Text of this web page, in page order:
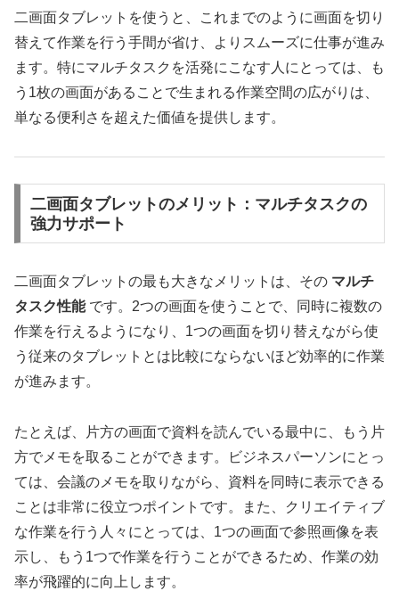
二画面タブレットを使うと、これまでのように画面を切り
替えて作業を行う手間が省け、よりスムーズに仕事が進み
ます。特にマルチタスクを活発にこなす人にとっては、も
う1枚の画面があることで生まれる作業空間の広がりは、
単なる便利さを超えた価値を提供します。
二画面タブレットのメリット：マルチタスクの
強力サポート
二画面タブレットの最も大きなメリットは、その マルチ
タスク性能です。2つの画面を使うことで、同時に複数の
作業を行えるようになり、1つの画面を切り替えながら使
う従来のタブレットとは比較にならないほど効率的に作業
が進みます。
たとえば、片方の画面で資料を読んでいる最中に、もう片
方でメモを取ることができます。ビジネスパーソンにとっ
ては、会議のメモを取りながら、資料を同時に表示できる
ことは非常に役立つポイントです。また、クリエイティブ
な作業を行う人々にとっては、1つの画面で参照画像を表
示し、もう1つで作業を行うことができるため、作業の効
率が飛躍的に向上します。